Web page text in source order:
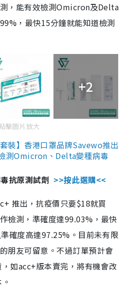
，能有效檢測Omicron及Delta
，最快15分鐘就能知道檢測
+2
擊圖片放大
裝】香港口罩品牌Savewo推出
測Omicron、Delta變種病毒
抗原測試劑 >>按此選購<<
推出，抗疫價只要$18就買
檢測，準確度達99.03%，最快
確度高達97.25%。目前未有限
朋友可留意。不過訂單預計會
如acc+版本賣完，將有機會改